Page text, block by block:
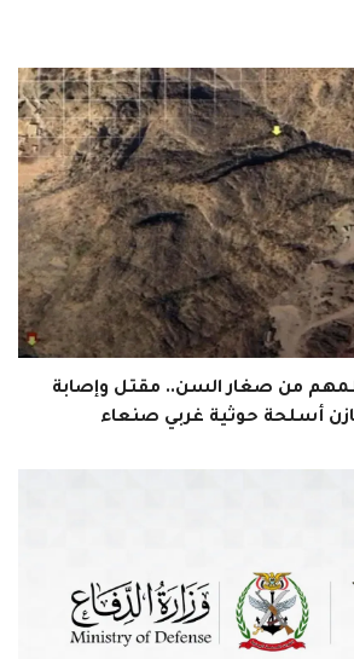
من صغار السن.. مقتل وإصابة
أسلحة حوثية غربي صنعاء